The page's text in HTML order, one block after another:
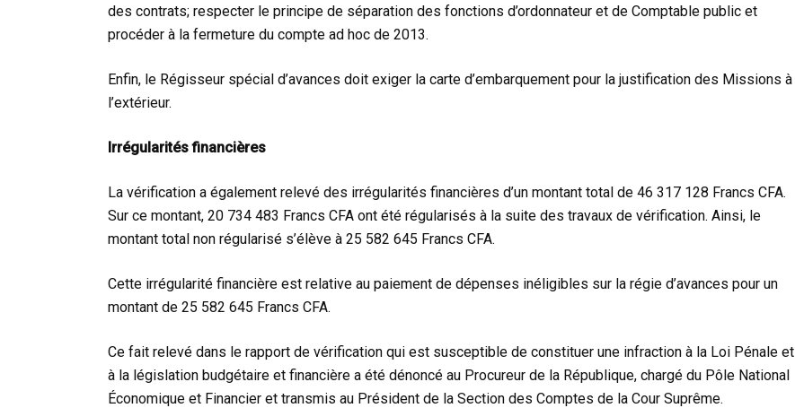
des contrats; respecter le principe de séparation des fonctions d’ordonnateur et de Comptable public et
procéder à la fermeture du compte ad hoc de 2013.
Enfin, le Régisseur spécial d’avances doit exiger la carte d’embarquement pour la justification des Missions à
l’extérieur.
Irrégularités financières
La vérification a également relevé des irrégularités financières d’un montant total de 46 317 128 Francs CFA.
Sur ce montant, 20 734 483 Francs CFA ont été régularisés à la suite des travaux de vérification. Ainsi, le
montant total non régularisé s’élève à 25 582 645 Francs CFA.
Cette irrégularité financière est relative au paiement de dépenses inéligibles sur la régie d’avances pour un
montant de 25 582 645 Francs CFA.
Ce fait relevé dans le rapport de vérification qui est susceptible de constituer une infraction à la Loi Pénale et
à la législation budgétaire et financière a été dénoncé au Procureur de la République, chargé du Pôle National
Économique et Financier et transmis au Président de la Section des Comptes de la Cour Suprême.